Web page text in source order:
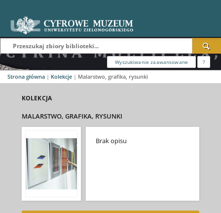
Wyszukiwanie zaawansowane ?
Strona główna | Kolekcje | Malarstwo, grafika, rysunki
KOLEKCJA
MALARSTWO, GRAFIKA, RYSUNKI
Brak opisu